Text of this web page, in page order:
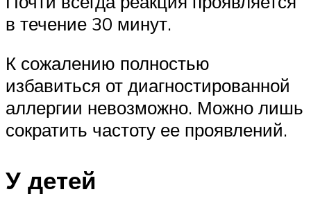
в течение 30 минут.
К сожалению полностью
избавиться от диагностированной
аллергии невозможно. Можно лишь
сократить частоту ее проявлений.
У детей